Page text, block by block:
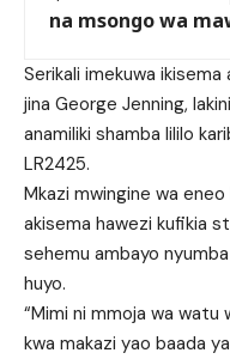
na msongo wa
Serikali imekuwa ikisema
jina George Jenning,
anamiliki shamba lililo
LR2425.
Mkazi mwingine wa
akisema hawezi kufikia
sehemu ambayo
huyo.
“Mimi ni mmoja wa watu
kwa makazi yao baada